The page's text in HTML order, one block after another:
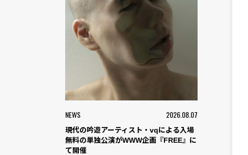
NEWS 2026.08.07
現代の吟遊アーティスト・vqによる入場
無料の単独公演がWWW企画『FREE』に
て開催